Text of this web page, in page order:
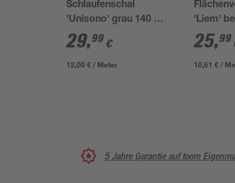
Schlaufenschal
'Unisono' grau 140 x
255 cm
29,99 €
12,00 € / Meter
'Liem'
cm
25,99
10,61 € /
5 Jahre Garantie auf toom